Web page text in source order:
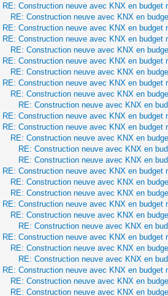
RE: Construction neuve avec KNX en budget
RE: Construction neuve avec KNX en
RE: Construction neuve avec KNX en budget
RE: Construction neuve avec KNX en budget
RE: Construction neuve avec KNX en
RE: Construction neuve avec KNX en budget
RE: Construction neuve avec KNX en
RE: Construction neuve avec KNX en budget
RE: Construction neuve avec KNX en
RE: Construction neuve avec KNX en
RE: Construction neuve avec KNX en budget
RE: Construction neuve avec KNX en budget
RE: Construction neuve avec KNX en
RE: Construction neuve avec KNX en
RE: Construction neuve avec KNX en
RE: Construction neuve avec KNX en budget
RE: Construction neuve avec KNX en
RE: Construction neuve avec KNX en
RE: Construction neuve avec KNX en budget
RE: Construction neuve avec KNX en
RE: Construction neuve avec KNX en
RE: Construction neuve avec KNX en budget
RE: Construction neuve avec KNX en
RE: Construction neuve avec KNX en
RE: Construction neuve avec KNX en budget
RE: Construction neuve avec KNX en
RE: Construction neuve avec KNX en